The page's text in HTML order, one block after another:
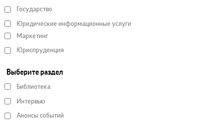
Государство
Юридические информационные услуги
Маркетинг
Юриспруденция
Выберите раздел
Библиотека
Интервью
Анонсы событий